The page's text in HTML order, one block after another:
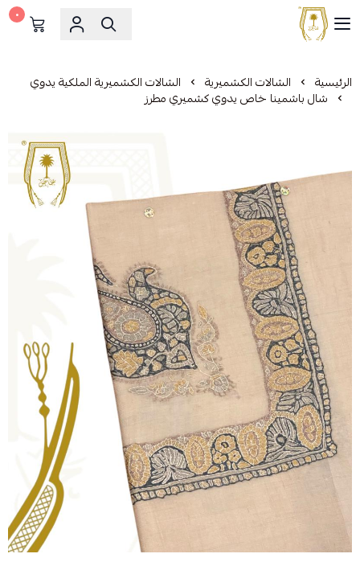
مشالح المهدي الملكية
٠
الرئيسية الشالات الكشميرية الشالات الكشميرية الملكية يدوي
شال باشمينا خاص يدوي كشميري مطرز